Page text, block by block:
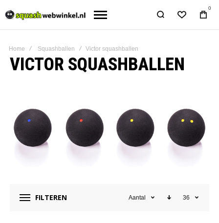
0
Home Squashballen Victor squashballen
VICTOR SQUASHBALLEN
FILTEREN Aantal 36